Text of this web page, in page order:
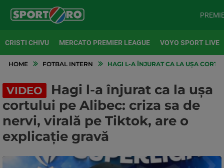
CRISTI CHIVU MERCATO PREMIER LEAGUE VOYO SPORT LIVE
HOME FOTBAL INTERN HAGI L-A ÎNJURAT CA LA UȘA
VIDEO
Hagi l-a înjurat ca la ușa
cortului pe Alibec: criza sa de
nervi, virală pe Tiktok, are o
explicație gravă